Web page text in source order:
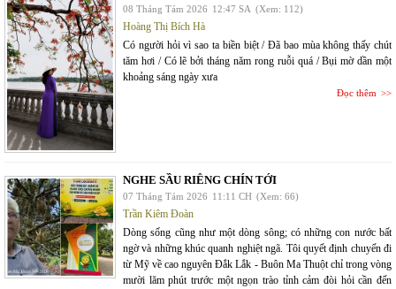
08 Tháng Tám 2026 12:47 SA (Xem: 112)
Hoàng Thị Bích Hà
Có người hỏi vì sao ta biền biệt / Đã bao mùa không thấy chút
tăm hơi / Có lẽ bởi tháng năm rong ruỗi quá / Bụi mờ dần một
khoảng sáng ngày xưa
Đọc thêm
NGHE SẦU RIÊNG CHÍN TỚI
07 Tháng Tám 2026 11:11 CH (Xem: 66)
Trần Kiêm Đoàn
Dòng sống cũng như một dòng sông; có những con nước bất
ngờ và những khúc quanh nghiệt ngã. Tôi quyết định chuyến đi
từ Mỹ về cao nguyên Đắk Lắk - Buôn Ma Thuột chỉ trong vòng
mười lăm phút trước một ngọn trào tỉnh cảm đòi hỏi cần đến